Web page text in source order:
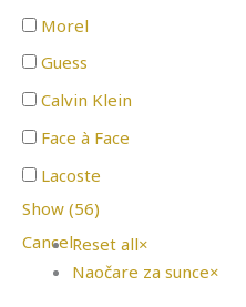
Morel
Guess
Calvin Klein
Face à Face
Lacoste
Show (56)
CancelReset all×
Naočare za sunce×